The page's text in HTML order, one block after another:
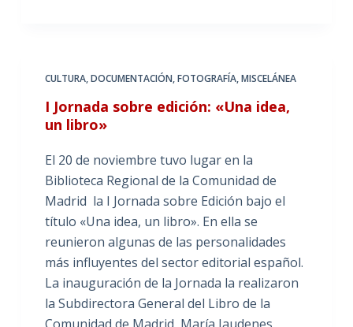
CULTURA,DOCUMENTACIÓN,FOTOGRAFÍA,MISCELÁNEA
I Jornada sobre edición: «Una idea,
un libro»
El 20 de noviembre tuvo lugar en la
Biblioteca Regional de la Comunidad de
Madrid la I Jornada sobre Edición bajo el
título «Una idea, un libro». En ella se
reunieron algunas de las personalidades
más influyentes del sector editorial español.
La inauguración de la Jornada la realizaron
la Subdirectora General del Libro de la